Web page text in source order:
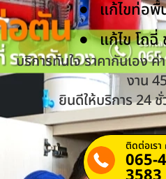
แก้ไขท่อ
แก้ไข โถ
บริการทันใจ ราคากันเอง
งาน
ยินดีให้บริการ 24
ติดต่อเรา
065-